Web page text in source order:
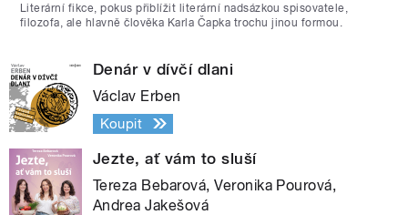
Literární fikce, pokus přiblížit literární nadsázkou spisovatele,
filozofa, ale hlavně člověka Karla Čapka trochu jinou formou.
Denár v dívčí dlani
Václav Erben
Koupit
Jezte, ať vám to sluší
Tereza Bebarová, Veronika Pourová,
Andrea Jakešová